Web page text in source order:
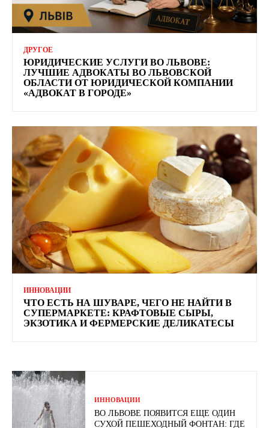
ДРУГОЕ
ЮРИДИЧЕСКИЕ УСЛУГИ ВО ЛЬВОВЕ:
ЛУЧШИЕ АДВОКАТЫ ВО ЛЬВОВСКОЙ
ОБЛАСТИ ОТ ЮРИДИЧЕСКОЙ КОМПАНИИ
«АДВОКАТ В ГОРОДЕ»
ИННОВАЦИИ
ЧТО ЕСТЬ НА ШУВАРЕ, ЧЕГО НЕ НАЙТИ В
СУПЕРМАРКЕТЕ: КРАФТОВЫЕ СЫРЫ,
ЭКЗОТИКА И ФЕРМЕРСКИЕ ДЕЛИКАТЕСЫ
ИННОВАЦИИ
ВО ЛЬВОВЕ ПОЯВИТСЯ ЕЩЕ ОДИН
СУХОЙ ПЕШЕХОДНЫЙ ФОНТАН: ГДЕ